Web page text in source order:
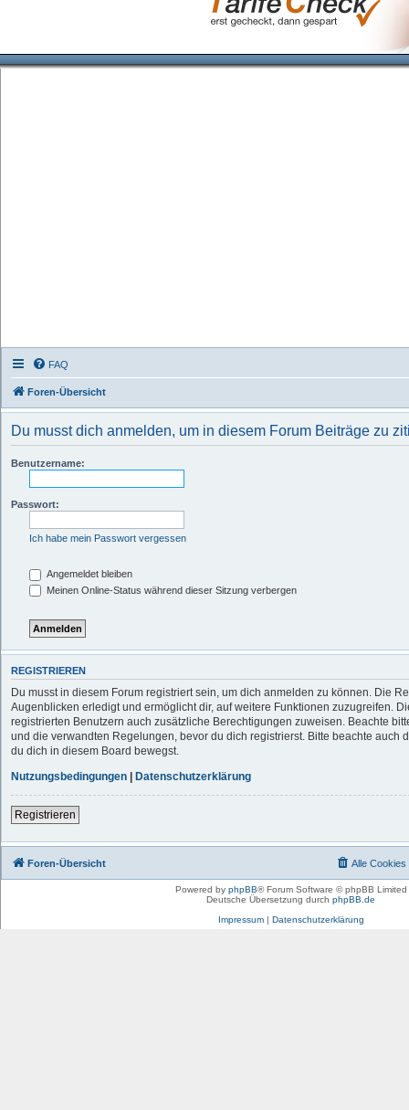
FAQ
Foren-Übersicht
Du musst dich anmelden, um in diesem Forum Beiträge zu
Benutzername:
Passwort:
Ich habe mein Passwort vergessen
Angemeldet bleiben
Meinen Online-Status während dieser Sitzung verbergen
REGISTRIEREN
Du musst in diesem Forum registriert sein, um dich anmelden zu können. Die
Augenblicken erledigt und ermöglicht dir, auf weitere Funktionen zuzugreifen.
registrierten Benutzern auch zusätzliche Berechtigungen zuweisen. Beachte
und die verwandten Regelungen, bevor du dich registrierst. Bitte beachte auch
du dich in diesem Board bewegst.
Nutzungsbedingungen | Datenschutzerklärung
Registrieren
Foren-Übersicht Alle Cookies
Powered by phpBB® Forum Software © phpBB Limited
Deutsche Übersetzung durch phpBB.de
Impressum| Datenschutzerklärung